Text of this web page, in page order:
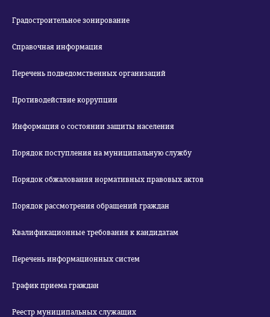
Градостроительное зонирование
Справочная информация
Перечень подведомственных организаций
Противодействие коррупции
Информация о состоянии защиты населения
Порядок поступления на муниципальную службу
Порядок обжалования нормативных правовых актов
Порядок рассмотрения обращений граждан
Квалификационные требования к кандидатам
Перечень информационных систем
График приема граждан
Реестр муниципальных служащих